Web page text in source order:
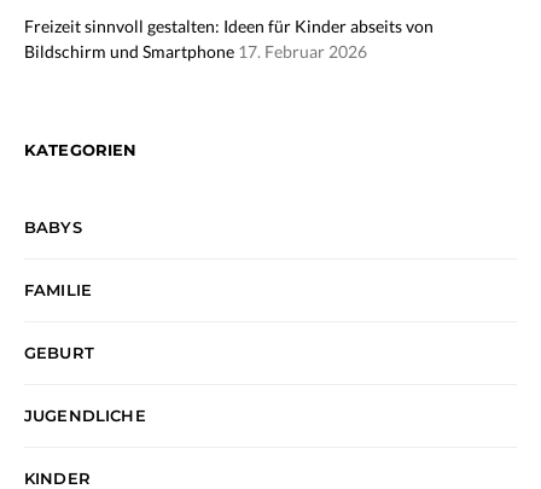
Freizeit sinnvoll gestalten: Ideen für Kinder abseits von
Bildschirm und Smartphone 17. Februar 2026
KATEGORIEN
BABYS
FAMILIE
GEBURT
JUGENDLICHE
KINDER